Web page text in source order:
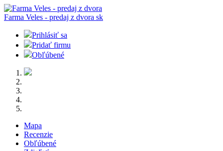
Farma Veles - predaj z dvora sk
Prihlásiť sa
Pridať firmu
Obľúbené
Mapa
Recenzie
Obľúbené